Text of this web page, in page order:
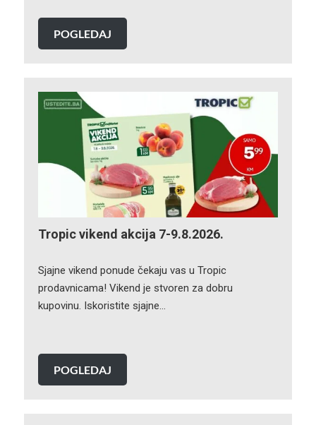
POGLEDAJ
Tropic vikend akcija 7-9.8.2026.
Sjajne vikend ponude čekaju vas u Tropic
prodavnicama! Vikend je stvoren za dobru
kupovinu. Iskoristite sjajne…
POGLEDAJ